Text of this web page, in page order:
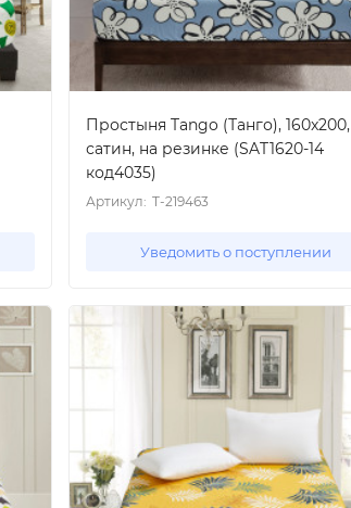
Простыня Tango (Танго), 160x200,
сатин, на резинке (SAT1620-14
код4035)
Артикул: T-219463
Уведомить о поступлении